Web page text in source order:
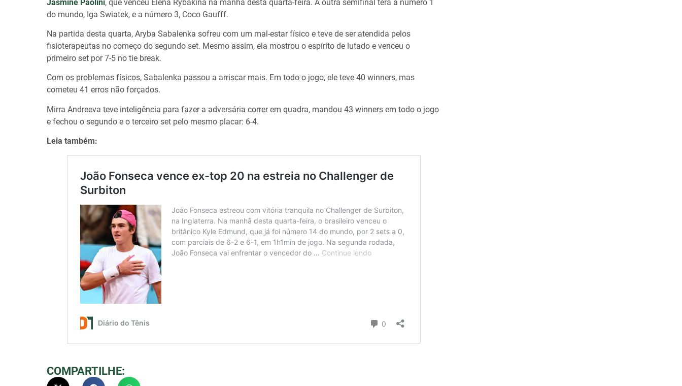
Jasmine Paolini, que venceu Elena Rybakina na manhã desta quarta-feira. A outra semifinal terá a número 1
do mundo, Iga Swiatek, e a número 3, Coco Gaufff.
Na partida desta quarta, Aryba Sabalenka sofreu com um mal-estar físico e teve de ser atendida pelos
fisioterapeutas no começo do segundo set. Mesmo assim, ela mostrou o espírito de lutado e venceu o
primeiro set por 7-5 no tie break.
Com os problemas físicos, Sabalenka passou a arriscar mais. Em todo o jogo, ele teve 40 winners, mas
cometeu 41 erros não forçados.
Mirra Andreeva teve inteligência para fazer a adversária correr em quadra, mandou 43 winners em todo o jogo
e fechou o segundo e o terceiro set pelo mesmo placar: 6-4.
Leia também:
COMPARTILHE: